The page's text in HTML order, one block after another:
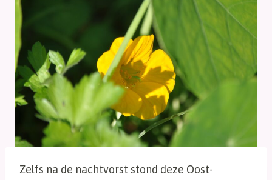
Zelfs na de nachtvorst stond deze Oost-